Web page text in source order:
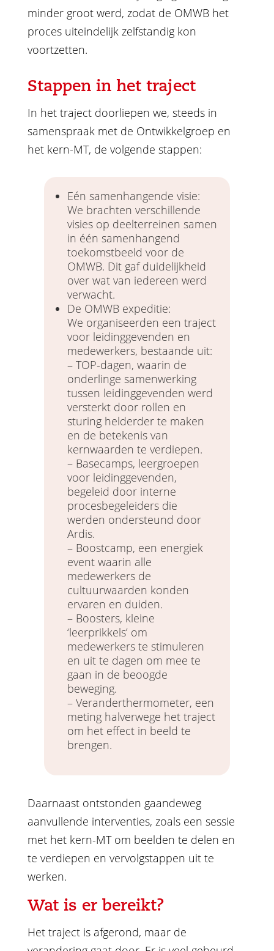
minder groot werd, zodat de OMWB het
proces uiteindelijk zelfstandig kon
voortzetten.
Stappen in het traject
In het traject doorliepen we, steeds in
samenspraak met de Ontwikkelgroep en
het kern-MT, de volgende stappen:
Eén samenhangende visie:
We brachten verschillende
visies op deelterreinen samen
in één samenhangend
toekomstbeeld voor de
OMWB. Dit gaf duidelijkheid
over wat van iedereen werd
verwacht.
De OMWB expeditie:
We organiseerden een traject
voor leidinggevenden en
medewerkers, bestaande uit:
– TOP-dagen, waarin de
onderlinge samenwerking
tussen leidinggevenden werd
versterkt door rollen en
sturing helderder te maken
en de betekenis van
kernwaarden te verdiepen.
– Basecamps, leergroepen
voor leidinggevenden,
begeleid door interne
procesbegeleiders die
werden ondersteund door
Ardis.
– Boostcamp, een energiek
event waarin alle
medewerkers de
cultuurwaarden konden
ervaren en duiden.
– Boosters, kleine
‘leerprikkels’ om
medewerkers te stimuleren
en uit te dagen om mee te
gaan in de beoogde
beweging.
– Veranderthermometer, een
meting halverwege het traject
om het effect in beeld te
brengen.
Daarnaast ontstonden gaandeweg
aanvullende interventies, zoals een sessie
met het kern-MT om beelden te delen en
te verdiepen en vervolgstappen uit te
werken.
Wat is er bereikt?
Het traject is afgerond, maar de